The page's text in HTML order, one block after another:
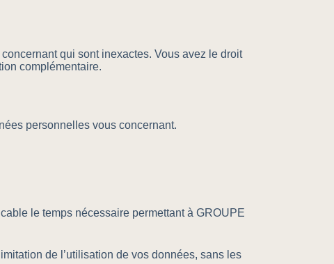
qui sont inexactes. Vous avez le droit
complémentaire.
personnelles vous concernant.
le temps nécessaire permettant à GROUPE
de l’utilisation de vos données, sans les